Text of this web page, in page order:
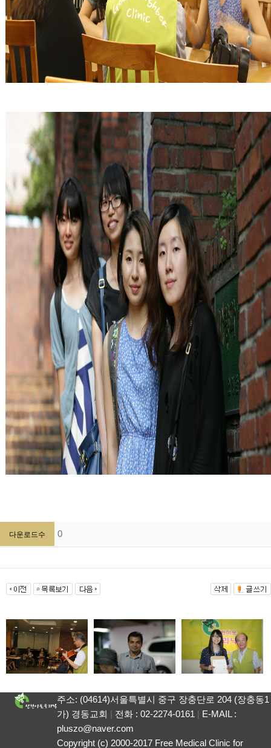
다운로드수 0
주소: (04614)서울특별시 중구 장충단로 204 (장충동1
가) 경동교회 | 전화 : 02-2274-0161 | E-MAIL :
pluszo@naver.com
Copyright (c) 2000-2017 Free Medical Clinic for